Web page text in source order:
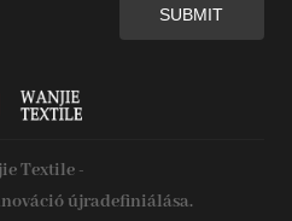
Textile -
újradefiniálása.